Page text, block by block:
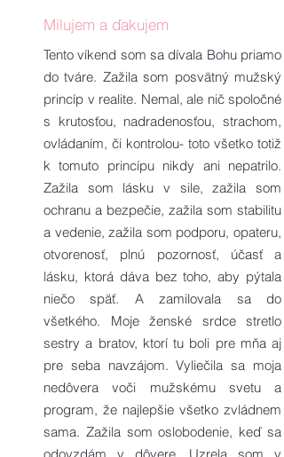
Milujem a ďakujem
Tento víkend som sa dívala Bohu priamo
do tváre. Zažila som posvätný mužský
princíp v realite. Nemal, ale nič spoločné
s krutosťou, nadradenosťou, strachom,
ovládaním, či kontrolou- toto všetko totiž
k tomuto princípu nikdy ani nepatrilo.
Zažila som lásku v sile, zažila som
ochranu a bezpečie, zažila som stabilitu
a vedenie, zažila som podporu, opateru,
otvorenosť, plnú pozornosť, účasť a
lásku, ktorá dáva bez toho, aby pýtala
niečo späť. A zamilovala sa do
všetkého. Moje ženské srdce stretlo
sestry a bratov, ktorí tu boli pre mňa aj
pre seba navzájom. Vyliečila sa moja
nedôvera voči mužskému svetu a
program, že najlepšie všetko zvládnem
sama. Zažila som oslobodenie, keď sa